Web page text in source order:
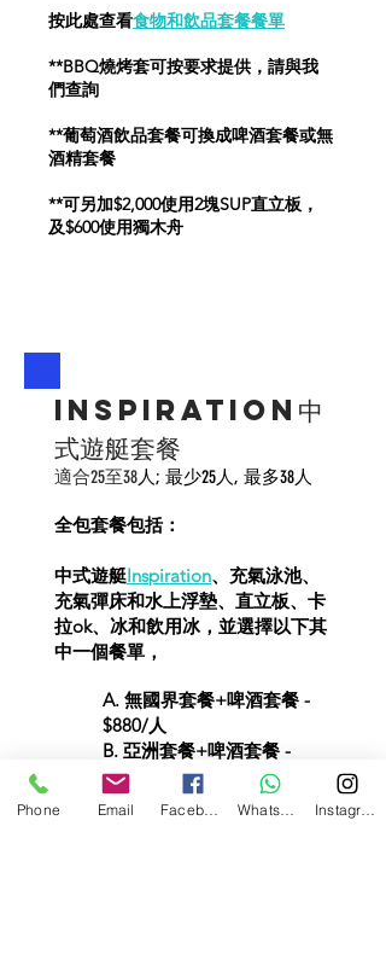
按此處查看食物和飲品套餐餐單
**BBQ燒烤套可按要求提供，請與我
們查詢
**葡萄酒飲品套餐可換成啤酒套餐或無
酒精套餐
**可另加$2,000使用2塊SUP直立板，
及$600使用獨木舟
Inspiration中
式遊艇套餐
適合25至38人; 最少25人, 最多38人
全包套餐包括：
中式遊艇Inspiration、充氣泳池、
充氣彈床和水上浮墊、直立板、卡
拉ok、冰和飲用冰，並選擇以下其
中一個餐單，
A. 無國界套餐+啤酒套餐 -
$880/人
B. 亞洲套餐+啤酒套餐 -
$970/位
C. 西式套餐+啤酒套餐 -
Phone Email